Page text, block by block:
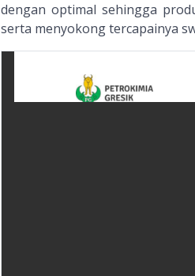
dengan optimal sehingga
serta menyokong tercapainya